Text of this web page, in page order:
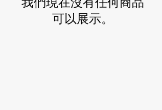
可以展示。